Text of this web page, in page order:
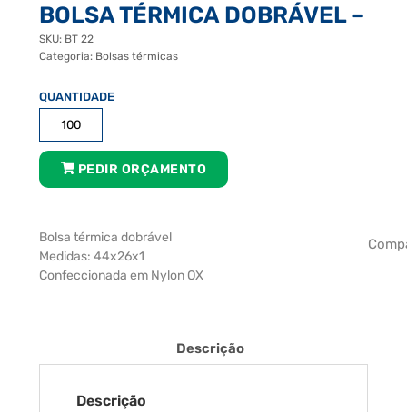
BOLSA TÉRMICA DOBRÁVEL –
SKU: BT 22
Categoria: Bolsas térmicas
Térmica
Dobrável
-
quantidade
PEDIR ORÇAMENTO
Bolsa térmica dobrável
Medidas: 44x26x1
Confeccionada em Nylon OX
Descrição
Descrição